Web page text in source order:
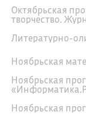
Октябрьская
творчество.
Литературно-
Ноябрьская
Ноябрьская
Ноябрьская